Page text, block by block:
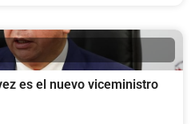
es el nuevo viceministro